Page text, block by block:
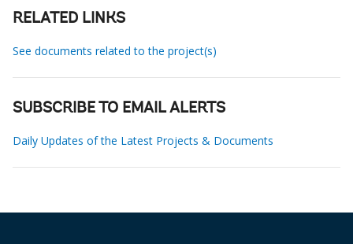
RELATED LINKS
See documents related to the project(s)
SUBSCRIBE TO EMAIL ALERTS
Daily Updates of the Latest Projects & Documents